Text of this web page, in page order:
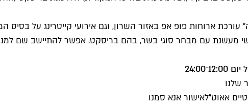
ארוחות פופ אפ באזור השרון, וגם אירועי קייטרינג על
שלנו
אאוט״לאישור אנא סמנו